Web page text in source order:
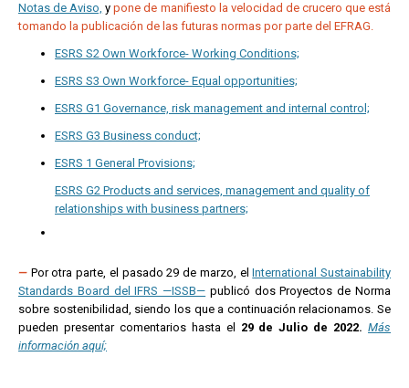
Notas de Aviso, ypone de manifiesto la velocidad de crucero que está
tomando la publicación de las futuras normas por parte del EFRAG.
ESRS S2 Own Workforce- Working Conditions;
ESRS S3 Own Workforce- Equal opportunities;
ESRS G1 Governance, risk management and internal control;
ESRS G3 Business conduct;
ESRS 1 General Provisions;
ESRS G2 Products and services, management and quality of
relationships with business partners;
— Por otra parte, el pasado 29 de marzo, elInternational Sustainability
Standards Board del IFRS —ISSB— publicó dos Proyectos de Norma
sobre sostenibilidad, siendo los que a continuación relacionamos. Se
pueden presentar comentarios hasta el 29 de Julio de 2022. Más
información aquí;